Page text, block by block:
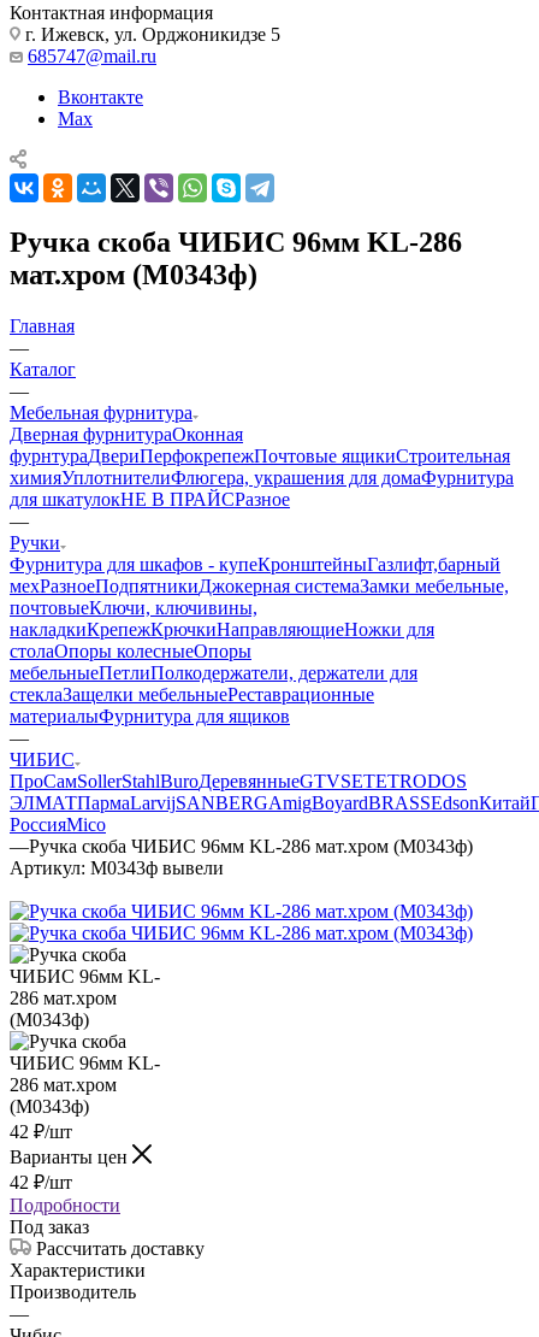
Контактная информация
г. Ижевск, ул. Орджоникидзе 5
685747@mail.ru
Вконтакте
Max
Ручка скоба ЧИБИС 96мм KL-286
мат.хром (М0343ф)
Главная
—
Каталог
—
Мебельная фурнитура
Дверная фурнитураОконная
фурнтураДвериПерфокрепежПочтовые ящикиСтроительная
химияУплотнителиФлюгера, украшения для домаФурнитура
для шкатулокНЕ В ПРАЙСРазное
—
Ручки
Фурнитура для шкафов - купеКронштейныГазлифт,барный
мехРазноеПодпятникиДжокерная системаЗамки мебельные,
почтовыеКлючи, ключивины,
накладкиКрепежКрючкиНаправляющиеНожки для
столаОпоры колесныеОпоры
мебельныеПетлиПолкодержатели, держатели для
стеклаЗащелки мебельныеРеставрационные
материалыФурнитура для ящиков
—
ЧИБИС
ПроСамSollerStahlBuroДеревянныеGTVSETETRODOS
ЭЛМАТПармаLarvijSANBERGAmigBoyardBRASSEdsonКитай
РоссияMico
—Ручка скоба ЧИБИС 96мм KL-286 мат.хром (М0343ф)
Артикул: М0343ф вывели
42 ₽/шт
Варианты цен
42 ₽/шт
Подробности
Под заказ
Рассчитать доставку
Характеристики
Производитель
—